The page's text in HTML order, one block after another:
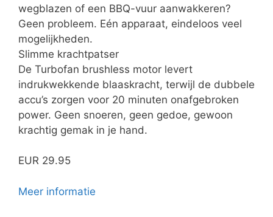
wegblazen of een BBQ-vuur aanwakkeren?
Geen probleem. Eén apparaat, eindeloos veel
mogelijkheden.
Slimme krachtpatser
De Turbofan brushless motor levert
indrukwekkende blaaskracht, terwijl de dubbele
accu’s zorgen voor 20 minuten onafgebroken
power. Geen snoeren, geen gedoe, gewoon
krachtig gemak in je hand.
EUR 29.95
Meer informatie